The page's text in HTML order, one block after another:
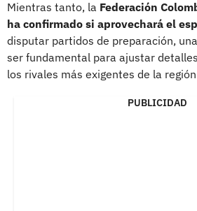
Mientras tanto, la Federación
ha confirmado si aprovechará el
disputar partidos de preparación,
ser fundamental para ajustar
los rivales más exigentes de la
PUBLICIDAD